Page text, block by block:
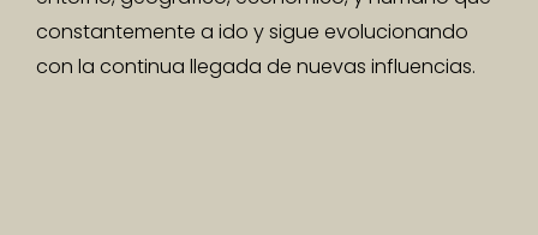
constantemente a ido y sigue evolucionando
con la continua llegada de nuevas influencias.